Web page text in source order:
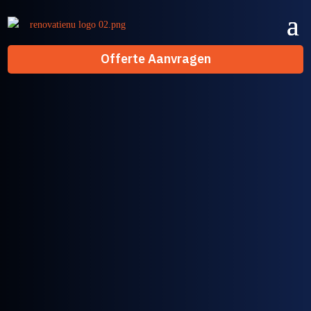
Offerte Aanvragen